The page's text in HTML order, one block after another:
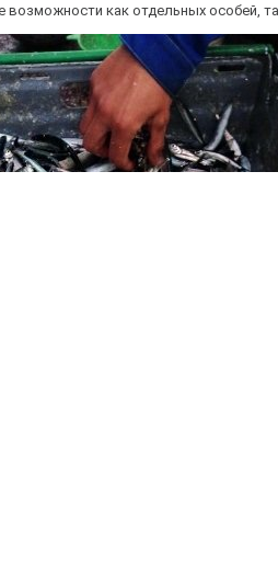
возможности как отдельных особей,